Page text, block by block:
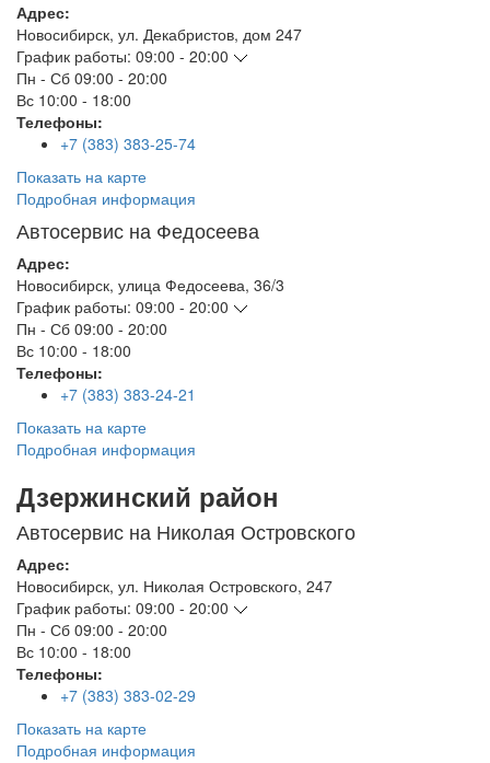
Адрес:
Новосибирск, ул. Декабристов, дом 247
График работы: 09:00 - 20:00
Пн - Сб 09:00 - 20:00
Вс 10:00 - 18:00
Телефоны:
+7 (383) 383-25-74
Показать на карте
Подробная информация
Автосервис на Федосеева
Адрес:
Новосибирск, улица Федосеева, 36/3
График работы: 09:00 - 20:00
Пн - Сб 09:00 - 20:00
Вс 10:00 - 18:00
Телефоны:
+7 (383) 383-24-21
Показать на карте
Подробная информация
Дзержинский район
Автосервис на Николая Островского
Адрес:
Новосибирск, ул. Николая Островского, 247
График работы: 09:00 - 20:00
Пн - Сб 09:00 - 20:00
Вс 10:00 - 18:00
Телефоны:
+7 (383) 383-02-29
Показать на карте
Подробная информация